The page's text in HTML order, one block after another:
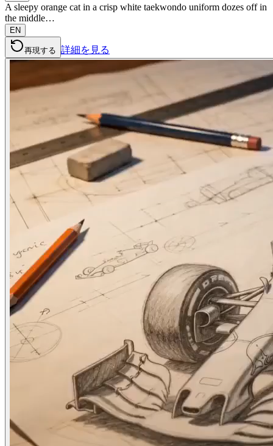
A sleepy orange cat in a crisp white taekwondo uniform dozes off in
the middle…
EN
再現する 詳細を見る